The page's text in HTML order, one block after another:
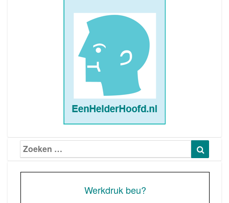
Zoeken
naar:
Werkdruk beu?